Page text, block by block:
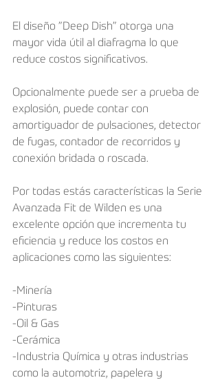
El diseño ”Deep Dish” otorga una
mayor vida útil al diafragma lo que
reduce costos significativos.
Opcionalmente puede ser a prueba de
explosión, puede contar con
amortiguador de pulsaciones, detector
de fugas, contador de recorridos y
conexión bridada o roscada.
Por todas estás características la Serie
Avanzada Fit de Wilden es una
excelente opción que incrementa tu
eficiencia y reduce los costos en
aplicaciones como las siguientes:
-Minería
-Pinturas
-Oil & Gas
-Cerámica
-Industria Química y otras industrias
como la automotriz, papelera y